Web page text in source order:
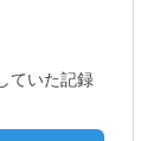
ていた記録